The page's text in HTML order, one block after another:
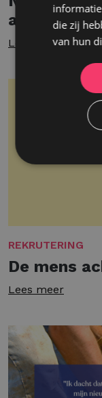
Lees meer
REKRUTERING
De mens
Lees meer
die zij
van hun